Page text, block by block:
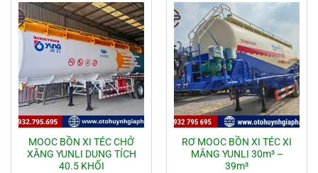
MOOC BỒN XI TÉC CHỞ
XĂNG YUNLI DUNG TÍCH
40.5 KHỐI
RƠ MOOC BỒN XI TÉC XI
MĂNG YUNLI 30m³ –
39m³